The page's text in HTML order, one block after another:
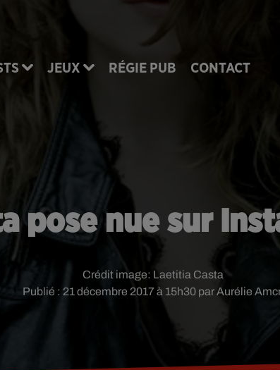
JEUX RÉGIE PUB CONTACT
pose nue sur
Publié : 21 décembre 2017 à 15h30 par Aurélie
Crédit image: Laetitia Casta